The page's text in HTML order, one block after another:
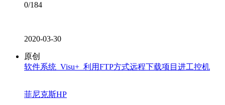
0/184
2020-03-30
原创
软件系统_Visu+_利用FTP方式远程下载项目进工控机
菲尼克斯HP